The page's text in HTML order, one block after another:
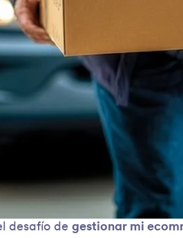
desafío de gestionar mi